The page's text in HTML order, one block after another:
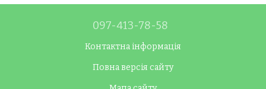
097-413-78-58
Контактна інформація
Повна версія сайту